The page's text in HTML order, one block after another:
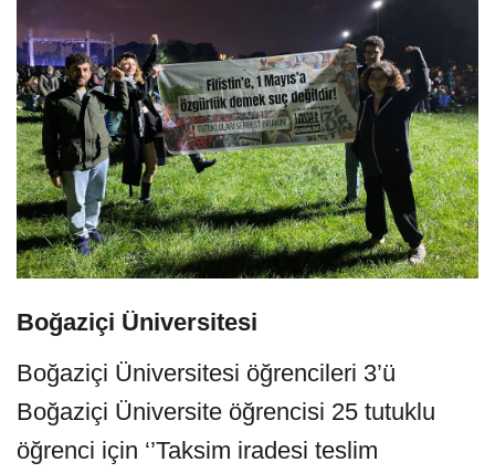
Boğaziçi Üniversitesi
Boğaziçi Üniversitesi öğrencileri 3’ü
Boğaziçi Üniversite öğrencisi 25 tutuklu
öğrenci için ‘’Taksim iradesi teslim